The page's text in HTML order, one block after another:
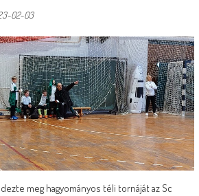
02-03
meg hagyományos téli tornáját az Sc